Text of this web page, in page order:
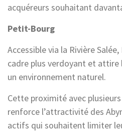
acquéreurs souhaitant
Petit-Bourg
Accessible via la Rivière
cadre plus verdoyant et
un environnement naturel.
Cette proximité avec
renforce l’attractivité des
actifs qui souhaitent limiter